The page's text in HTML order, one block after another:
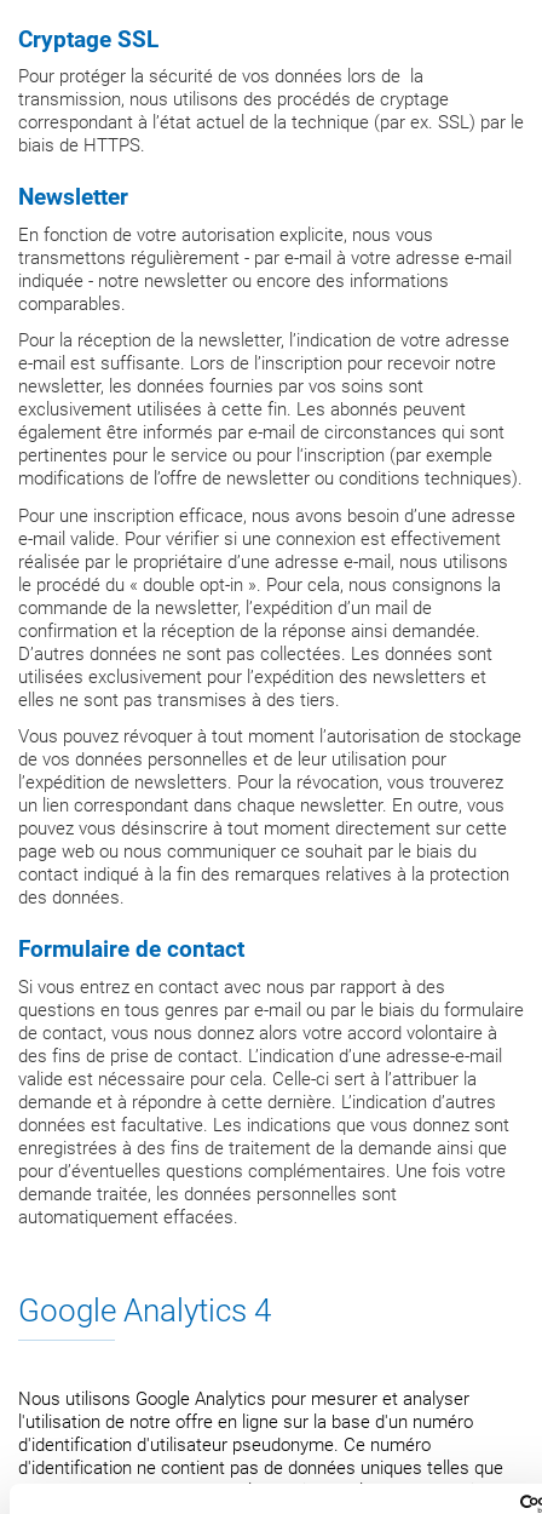
Cryptage SSL
Pour protéger la sécurité de vos données lors de la
transmission, nous utilisons des procédés de cryptage
correspondant à l’état actuel de la technique (par ex. SSL) par le
biais de HTTPS.
Newsletter
En fonction de votre autorisation explicite, nous vous
transmettons régulièrement - par e-mail à votre adresse e-mail
indiquée - notre newsletter ou encore des informations
comparables.
Pour la réception de la newsletter, l’indication de votre adresse
e-mail est suffisante. Lors de l’inscription pour recevoir notre
newsletter, les données fournies par vos soins sont
exclusivement utilisées à cette fin. Les abonnés peuvent
également être informés par e-mail de circonstances qui sont
pertinentes pour le service ou pour l‘inscription (par exemple
modifications de l’offre de newsletter ou conditions techniques).
Pour une inscription efficace, nous avons besoin d’une adresse
e-mail valide. Pour vérifier si une connexion est effectivement
réalisée par le propriétaire d’une adresse e-mail, nous utilisons
le procédé du « double opt-in ». Pour cela, nous consignons la
commande de la newsletter, l’expédition d’un mail de
confirmation et la réception de la réponse ainsi demandée.
D’autres données ne sont pas collectées. Les données sont
utilisées exclusivement pour l’expédition des newsletters et
elles ne sont pas transmises à des tiers.
Vous pouvez révoquer à tout moment l’autorisation de stockage
de vos données personnelles et de leur utilisation pour
l’expédition de newsletters. Pour la révocation, vous trouverez
un lien correspondant dans chaque newsletter. En outre, vous
pouvez vous désinscrire à tout moment directement sur cette
page web ou nous communiquer ce souhait par le biais du
contact indiqué à la fin des remarques relatives à la protection
des données.
Formulaire de contact
Si vous entrez en contact avec nous par rapport à des
questions en tous genres par e-mail ou par le biais du formulaire
de contact, vous nous donnez alors votre accord volontaire à
des fins de prise de contact. L’indication d’une adresse-e-mail
valide est nécessaire pour cela. Celle-ci sert à l’attribuer la
demande et à répondre à cette dernière. L’indication d’autres
données est facultative. Les indications que vous donnez sont
enregistrées à des fins de traitement de la demande ainsi que
pour d’éventuelles questions complémentaires. Une fois votre
demande traitée, les données personnelles sont
automatiquement effacées.
Google Analytics 4
Nous utilisons Google Analytics pour mesurer et analyser
l'utilisation de notre offre en ligne sur la base d'un numéro
d'identification d'utilisateur pseudonyme. Ce numéro
d'identification ne contient pas de données uniques telles que
des noms ou des adresses électroniques. Il permet d'attribuer